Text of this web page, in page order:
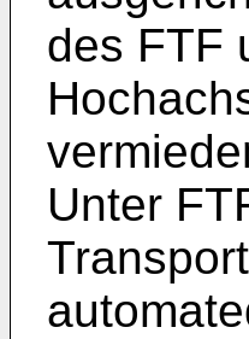
des FTF
Unter